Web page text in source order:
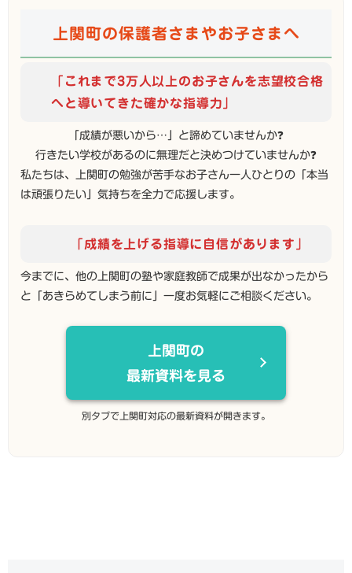
上関町の保護者さまやお子さまへ
「これまで3万人以上のお子さんを志望校合格
へと導いてきた確かな指導力」
「成績が悪いから…」と諦めていませんか❓
行きたい学校があるのに無理だと決めつけていませんか❓
私たちは、上関町の勉強が苦手なお子さん一人ひとりの「本当
は頑張りたい」気持ちを全力で応援します。
「成績を上げる指導に自信があります」
今までに、他の上関町の塾や家庭教師で成果が出なかったから
と「あきらめてしまう前に」一度お気軽にご相談ください。
上関町の
最新資料を見る
別タブで上関町対応の最新資料が開きます。